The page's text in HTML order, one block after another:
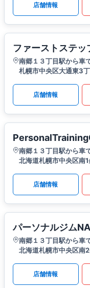
店舗情報
ファーストステッ
南郷１３丁目駅から車
札幌市中央区大通東3
店舗情報
南郷１３丁目駅から車
北海道札幌市中央区南
店舗情報
パーソナルジム
南郷１３丁目駅から車
北海道札幌市中央区南
店舗情報